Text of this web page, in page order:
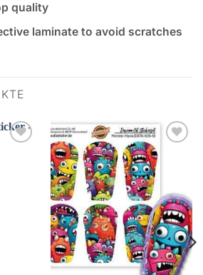
quality
laminate to avoid scratches
Zur
Wunschliste
hinzufügen